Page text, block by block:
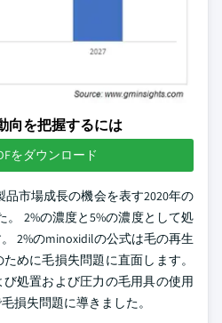
向を把握するには
をダウンロード
市場成長の機会を表す2020年の
。 2%の濃度と5%の濃度として処
2%のminoxidilの公式は毛の再生
めに毛損失問題に直面します。
処置および圧力の毛用具の使用
損失問題に導きました。